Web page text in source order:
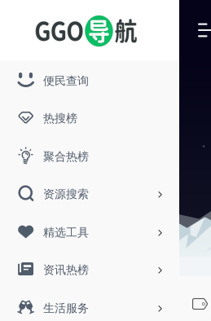
便民查询
热搜榜
聚合热榜
资源搜索
精选工具
资讯热榜
生活服务